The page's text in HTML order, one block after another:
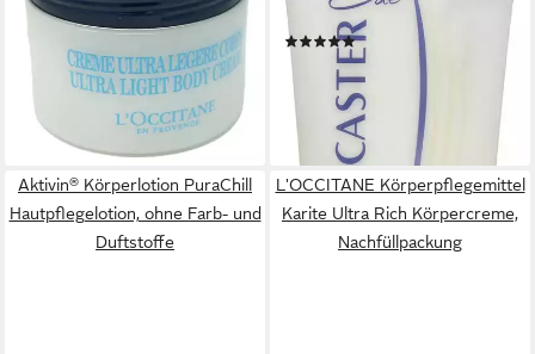
Butter 200ml
79,00 €
(395,00 €/ 1 l)
lieferbar - in 2-3 Werktagen bei dir
BodyLotion
(1)
ab 12,16 €
14,99 €
(6,08 €/ 100 ml)
-19%
lieferbar - in 5-6 Werktagen bei dir
Aktivin® Körperlotion PuraChill
Hautpflegelotion, ohne Farb- und
Duftstoffe
L'OCCITANE Körperpflegemittel
Karite Ultra Rich Körpercreme,
Nachfüllpackung